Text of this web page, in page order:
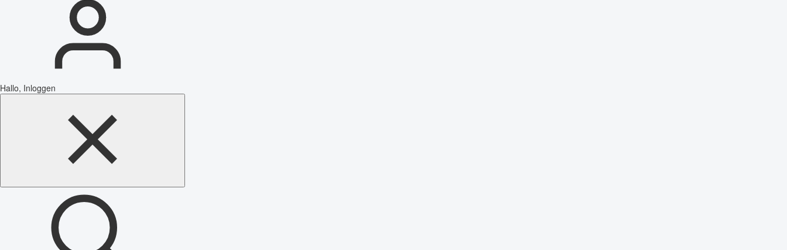
Hallo, Inloggen